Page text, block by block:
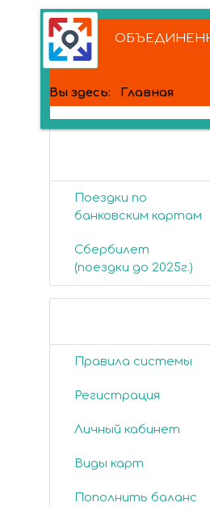
Вы здесь: Главная
Поездки по
банковским картам
Сбербилет
(поездки до 2025г.)
Правила системы
Регистрация
Личный кабинет
Виды карт
Пополнить баланс